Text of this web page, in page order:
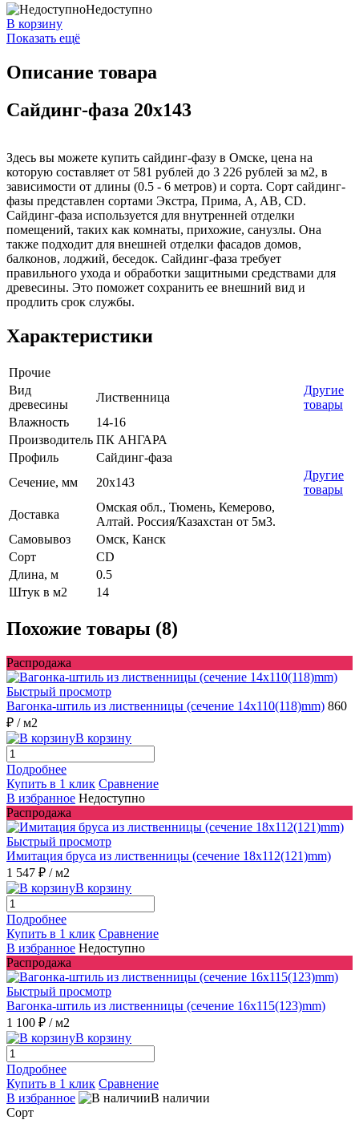
Недоступно
В корзину
Показать ещё
Описание товара
Сайдинг-фаза 20x143
Здесь вы можете купить сайдинг-фазу в Омске, цена на
которую составляет от 581 рублей до 3 226 рублей за м2, в
зависимости от длины (0.5 - 6 метров) и сорта. Сорт сайдинг-
фазы представлен сортами Экстра, Прима, A, AB, CD.
Сайдинг-фаза используется для внутренней отделки
помещений, таких как комнаты, прихожие, санузлы. Она
также подходит для внешней отделки фасадов домов,
балконов, лоджий, беседок. Сайдинг-фаза требует
правильного ухода и обработки защитными средствами для
древесины. Это поможет сохранить ее внешний вид и
продлить срок службы.
Характеристики
Прочие
Вид
древесины
Лиственница
Другие
товары
Влажность
14-16
Производитель ПК АНГАРА
Профиль
Сайдинг-фаза
Сечение, мм
20x143
Другие
товары
Доставка
Омская обл., Тюмень, Кемерово,
Алтай. Россия/Казахстан от 5м3.
Самовывоз
Омск, Канск
Сорт
CD
Длина, м
0.5
Штук в м2
14
Похожие товары (8)
Распродажа
Быстрый просмотр
Вагонка-штиль из лиственницы (сечение 14x110(118)mm) 860
₽ / м2
В корзину
Подробнее
Купить в 1 клик Сравнение
В избранное Недоступно
Распродажа
Быстрый просмотр
Имитация бруса из лиственницы (сечение 18x112(121)mm)
1 547 ₽ / м2
В корзину
Подробнее
Купить в 1 клик Сравнение
В избранное Недоступно
Распродажа
Быстрый просмотр
Вагонка-штиль из лиственницы (сечение 16x115(123)mm)
1 100 ₽ / м2
В корзину
Подробнее
Купить в 1 клик Сравнение
В избранное
В наличии
Сорт